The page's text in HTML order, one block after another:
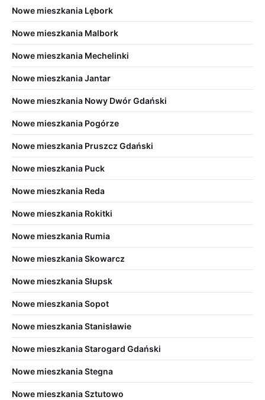
Nowe mieszkania Lębork
Nowe mieszkania Malbork
Nowe mieszkania Mechelinki
Nowe mieszkania Jantar
Nowe mieszkania Nowy Dwór Gdański
Nowe mieszkania Pogórze
Nowe mieszkania Pruszcz Gdański
Nowe mieszkania Puck
Nowe mieszkania Reda
Nowe mieszkania Rokitki
Nowe mieszkania Rumia
Nowe mieszkania Skowarcz
Nowe mieszkania Słupsk
Nowe mieszkania Sopot
Nowe mieszkania Stanisławie
Nowe mieszkania Starogard Gdański
Nowe mieszkania Stegna
Nowe mieszkania Sztutowo